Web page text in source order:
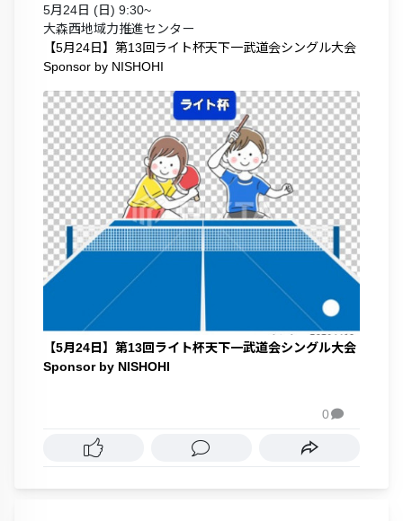
5月24日 (日) 9:30~
大森西地域力推進センター
【5月24日】第13回ライト杯天下一武道会シングル大会
Sponsor by NISHOHI
【5月24日】第13回ライト杯天下一武道会シングル大会
Sponsor by NISHOHI
0